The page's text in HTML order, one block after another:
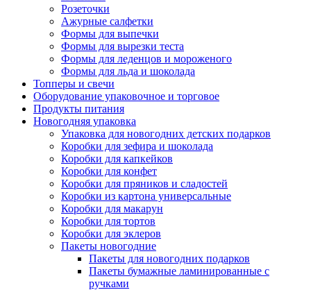
Розеточки
Ажурные салфетки
Формы для выпечки
Формы для вырезки теста
Формы для леденцов и мороженого
Формы для льда и шоколада
Топперы и свечи
Оборудование упаковочное и торговое
Продукты питания
Новогодняя упаковка
Упаковка для новогодних детских подарков
Коробки для зефира и шоколада
Коробки для капкейков
Коробки для конфет
Коробки для пряников и сладостей
Коробки из картона универсальные
Коробки для макарун
Коробки для тортов
Коробки для эклеров
Пакеты новогодние
Пакеты для новогодних подарков
Пакеты бумажные ламинированные с
ручками